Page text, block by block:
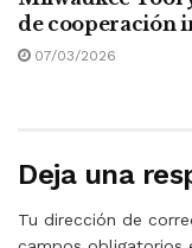
de cooperación
07/03/2026
Deja una
Tu dirección de